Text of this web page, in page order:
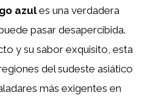
azules una verdadera
pasar desapercibida.
y su sabor exquisito, esta
del sudeste asiático
más exigentes en